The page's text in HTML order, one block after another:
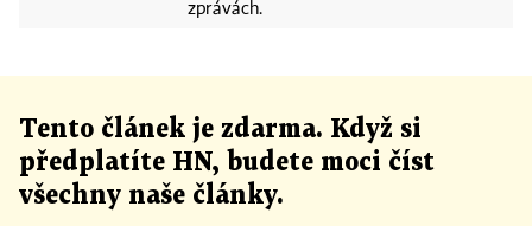
zprávách.
Tento článek je zdarma. Když si
předplatíte HN, budete moci číst
všechny naše články.